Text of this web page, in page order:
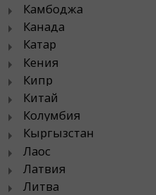
Камбоджа
Канада
Катар
Кения
Кипр
Китай
Колумбия
Кыргызстан
Лаос
Латвия
Литва